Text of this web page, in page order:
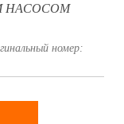
НАСОСОМ
номер: